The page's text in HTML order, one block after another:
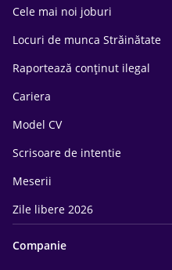
Cele mai noi joburi
Locuri de munca Străinătate
Raportează conținut ilegal
Cariera
Model CV
Scrisoare de intentie
Meserii
Zile libere 2026
Companie